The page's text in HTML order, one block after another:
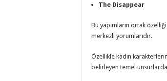
The Disappear
Bu yapımların ortak
merkezli yorumlarıdır.
Özellikle kadın
belirleyen temel